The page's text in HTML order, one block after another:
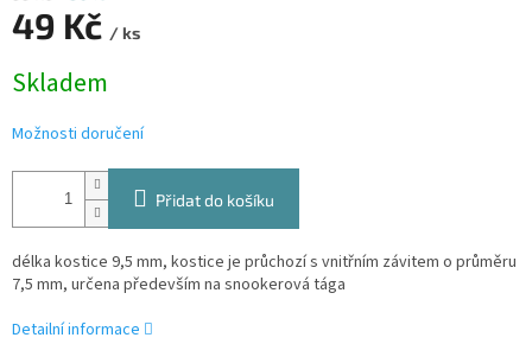
49 Kč / ks
cena:
Skladem
Možnosti doručení
Přidat do košíku
délka kostice 9,5 mm, kostice je průchozí s vnitřním závitem o průměru
7,5 mm, určena především na snookerová tága
Detailní informace